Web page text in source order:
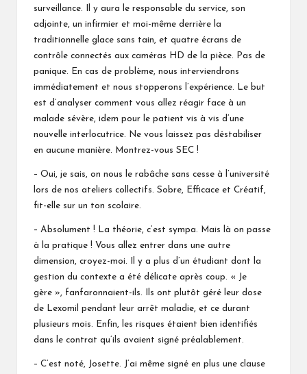
surveillance. Il y aura le responsable du service, son
adjointe, un infirmier et moi-même derrière la
traditionnelle glace sans tain, et quatre écrans de
contrôle connectés aux caméras HD de la pièce. Pas de
panique. En cas de problème, nous interviendrons
immédiatement et nous stopperons l’expérience. Le but
est d’analyser comment vous allez réagir face à un
malade sévère, idem pour le patient vis à vis d’une
nouvelle interlocutrice. Ne vous laissez pas déstabiliser
en aucune manière. Montrez-vous SEC !
– Oui, je sais, on nous le rabâche sans cesse à l’université
lors de nos ateliers collectifs. Sobre, Efficace et Créatif,
fit-elle sur un ton scolaire.
– Absolument ! La théorie, c’est sympa. Mais là on passe
à la pratique ! Vous allez entrer dans une autre
dimension, croyez-moi. Il y a plus d’un étudiant dont la
gestion du contexte a été délicate après coup. « Je
gère », fanfaronnaient-ils. Ils ont plutôt géré leur dose
de Lexomil pendant leur arrêt maladie, et ce durant
plusieurs mois. Enfin, les risques étaient bien identifiés
dans le contrat qu’ils avaient signé préalablement.
– C’est noté, Josette. J’ai même signé en plus une clause